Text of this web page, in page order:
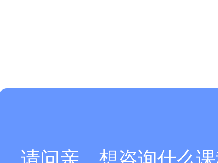
请问亲，想咨询什么